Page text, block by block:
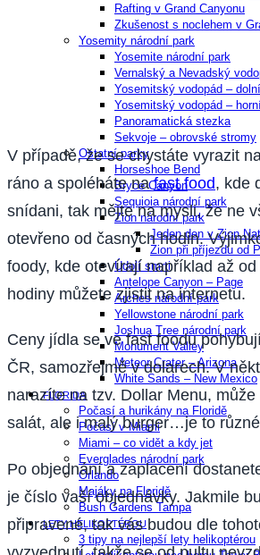
Rafting v Grand Canyonu
Zkušenost s noclehem v
Yosemity národní park
Yosemite národní park
Vernalský a Nevadský
Yosemitský vodopád – dolní
Yosemitský vodopád –
Panoramatická stezka
Sekvoje – obrovské stromy
Ostatní parky
Horseshoe Bend
Bryce Canyon
Sequioia národní park
Zion národní park
Jeden den v Zion
Zion při příjezdu od
Údolí smrti
Antelope Canyon – Page
Arches národní park
Yellowstone národní park
Joshua Tree národní park
Monument Valley
Meteor Crater – Arizona
White Sands – New Mexico
FLORIDA
Počasí a hurikány na Floridě
Počasí v Miami
Miami – co vidět a kdy jet
Everglades národní park
Orlando
Majáky na Floridě
Bush Gardens Tampa
LETY HELIKOPTÉROU
3 tipy na nejlepší lety helikoptérou
V případě, že se chystáte vyrazit
ráno a spoléháte nafast food, kde
snídani, tak mějte na mysli, že ne
otevřeno od časných hodin.
foody, kde otevírají například až
hodiny můžete zjistit na internetu.
Ceny jídla se ve fast foodu
ČR, samozřejmě v dolarech. V
narazíte na tzv. Dollar Menu,
salát, ale i malý burger…je to
Po objednání a zaplacení
je číslo vaší objednávky. Jakmile
připravené, tak vás budou dle